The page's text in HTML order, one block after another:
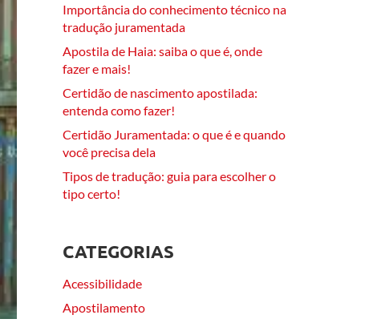
Importância do conhecimento técnico na
tradução juramentada
Apostila de Haia: saiba o que é, onde
fazer e mais!
Certidão de nascimento apostilada:
entenda como fazer!
Certidão Juramentada: o que é e quando
você precisa dela
Tipos de tradução: guia para escolher o
tipo certo!
CATEGORIAS
Acessibilidade
Apostilamento